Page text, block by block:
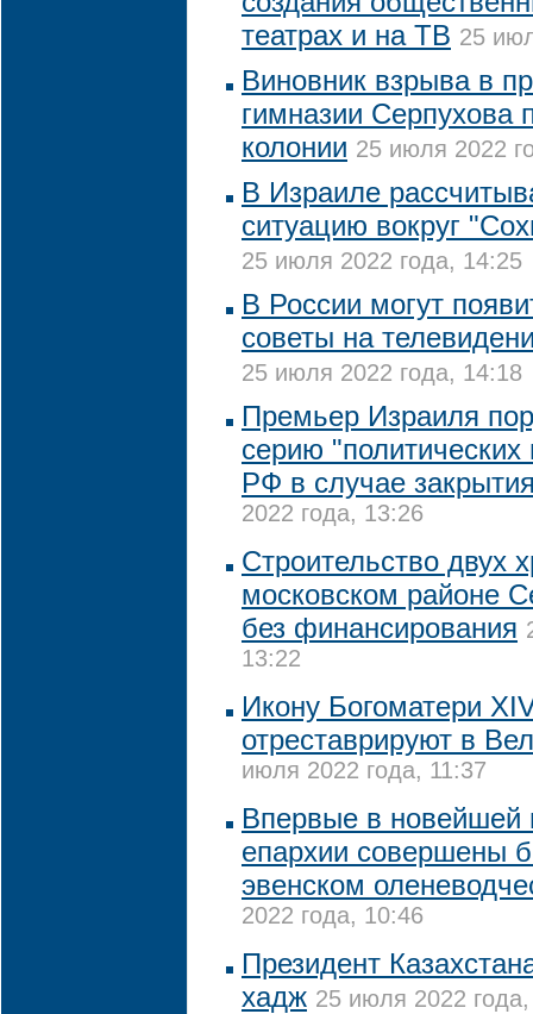
театрах и на ТВ 25
Виновник взрыва в
гимназии Серпухова
колонии 25 июля 2022
В Израиле
ситуацию вокруг
25 июля 2022 года, 14:25
В России могут
советы на
25 июля 2022 года, 14:18
Премьер Израиля
серию
РФ в случае
2022 года, 13:26
Строительство двух
московском районе
без финансирования
13:22
Икону Богоматери
отреставрируют в
июля 2022 года, 11:37
Впервые в новейшей
епархии совершены
эвенском
2022 года, 10:46
Президент
хадж 25 июля 2022